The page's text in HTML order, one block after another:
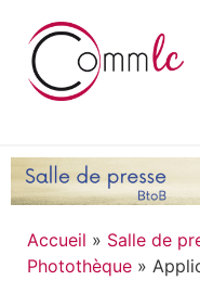
Accueil » Salle de
Photothèque »